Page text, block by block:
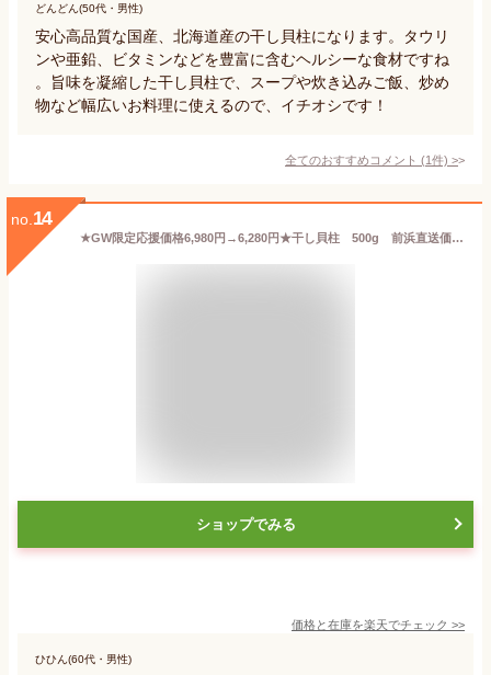
どんどん(50代・男性)
安心高品質な国産、北海道産の干し貝柱になります。タウリ
ンや亜鉛、ビタミンなどを豊富に含むヘルシーな食材ですね
。旨味を凝縮した干し貝柱で、スープや炊き込みご飯、炒め
物など幅広いお料理に使えるので、イチオシです！
全てのおすすめコメント (1件) >
no. 14
★GW限定応援価格6,980円→6,280円★干し貝柱 500g 前浜直送価格！新物 ※メール便専用のため日付指定・代引き・ラッピングは不可※【全国送料無料／帆立／ホタテ／ほたて／おつまみ／貝柱】【※直径約1cm】
ショップでみる
価格と在庫を楽天でチェック >>
ひひん(60代・男性)